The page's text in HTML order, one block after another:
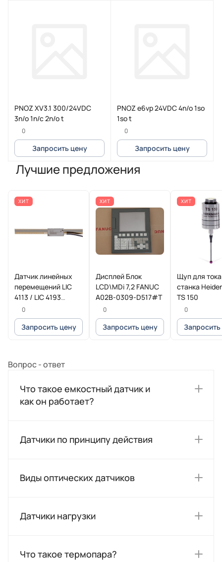
PNOZ XV3.1 300/24VDC
3n/o 1n/c 2n/o t
0
Запросить цену
PNOZ e6vp 24VDC 4n/o 1so
1so t
0
Запросить цену
Лучшие предложения
ХИТ
Датчик линейных
перемещений LIC
4113 / LIC 4193
HEIDENHAIN
0
Запросить цену
ХИТ
Дисплей Блок
LCD\MDi 7,2 FANUC
A02B-0309-D517#T
0
Запросить цену
ХИТ
Щуп для
станка
TS 150
0
Вопрос - ответ
Что такое емкостный датчик и
как он работает?
Датчики по принципу действия
Виды оптических датчиков
Датчики нагрузки
Что такое термопара?